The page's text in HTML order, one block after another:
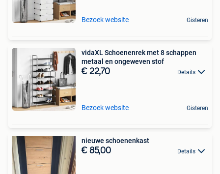
Bezoek website Gisteren
vidaXL Schoenenrek met 8 schappen
metaal en ongeweven stof
€ 22,70 Details
Bezoek website Gisteren
nieuwe schoenenkast
€ 85,00 Details